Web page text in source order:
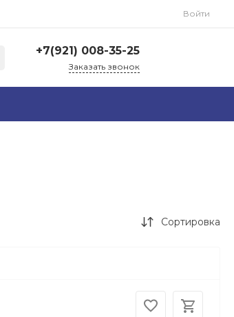
Войти
+7(921) 008-35-25
Заказать звонок
Сортировка